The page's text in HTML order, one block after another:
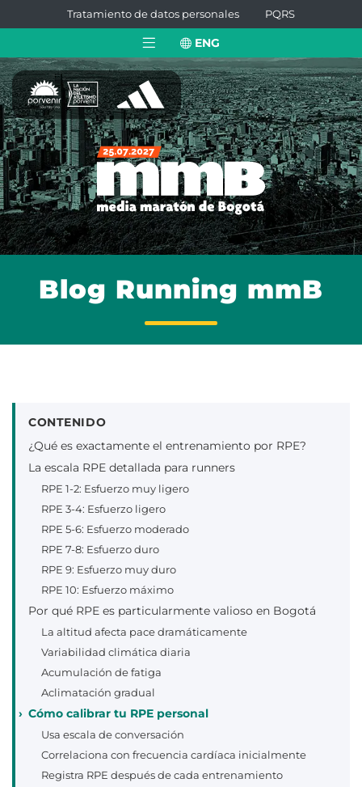
Tratamiento de datos personales PQRS
ENG
Blog Running mmB
CONTENIDO
¿Qué es exactamente el entrenamiento por RPE?
La escala RPE detallada para runners
RPE 1-2: Esfuerzo muy ligero
RPE 3-4: Esfuerzo ligero
RPE 5-6: Esfuerzo moderado
RPE 7-8: Esfuerzo duro
RPE 9: Esfuerzo muy duro
RPE 10: Esfuerzo máximo
Por qué RPE es particularmente valioso en Bogotá
La altitud afecta pace dramáticamente
Variabilidad climática diaria
Acumulación de fatiga
Aclimatación gradual
Cómo calibrar tu RPE personal
Usa escala de conversación
Correlaciona con frecuencia cardíaca inicialmente
Registra RPE después de cada entrenamiento